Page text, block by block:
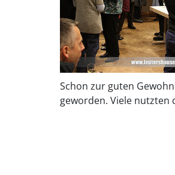
Schon zur guten
geworden. Viele nutzten